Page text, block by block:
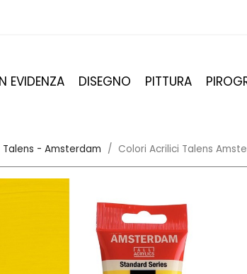
EVIDENZA DISEGNO PITTURA
Talens - Amsterdam Colori Acrilici Talens